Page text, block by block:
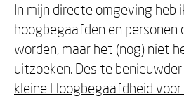
In mijn directe omgeving heb
hoogbegaafden en personen
worden, maar het (nog) niet
uitzoeken. Des te
kleine Hoogbegaafdheid voor